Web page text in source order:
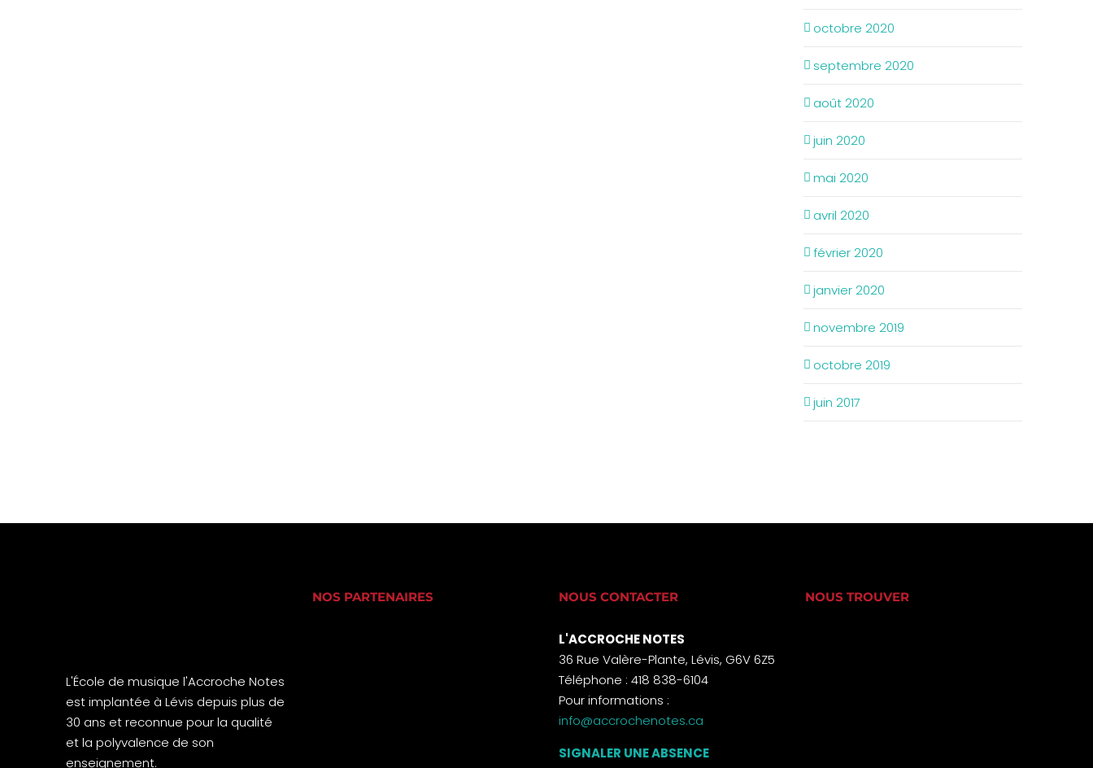
octobre 2020
septembre 2020
août 2020
juin 2020
mai 2020
avril 2020
février 2020
janvier 2020
novembre 2019
octobre 2019
juin 2017
L'École de musique l'Accroche Notes
est implantée à Lévis depuis plus de
30 ans et reconnue pour la qualité
et la polyvalence de son
enseignement.
NOS PARTENAIRES NOUS CONTACTER
L'ACCROCHE NOTES
36 Rue Valère-Plante, Lévis, G6V 6Z5
Téléphone : 418 838-6104
Pour informations :
info@accrochenotes.ca
SIGNALER UNE ABSENCE
NOUS TROUVER